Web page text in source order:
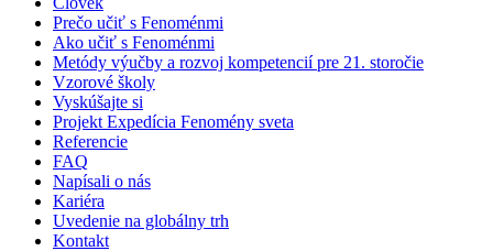
Prečo učiť s Fenoménmi
Ako učiť s Fenoménmi
Metódy výučby a rozvoj kompetencií pre 21. storočie
Vzorové školy
Vyskúšajte si
Projekt Expedícia Fenomény sveta
Referencie
FAQ
Napísali o nás
Kariéra
Uvedenie na globálny trh
Kontakt